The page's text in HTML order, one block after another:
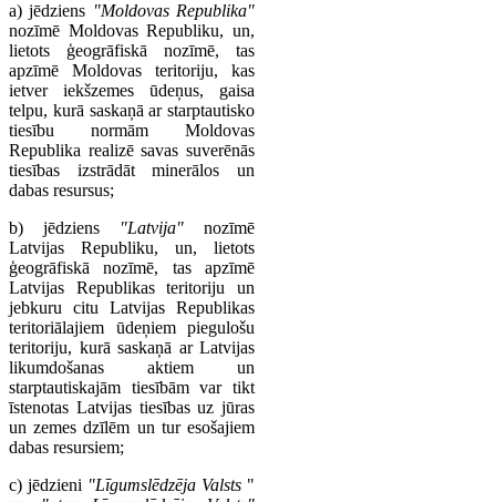
a) jēdziens "Moldovas Republika"
nozīmē Moldovas Republiku, un,
lietots ģeogrāfiskā nozīmē, tas
apzīmē Moldovas teritoriju, kas
ietver iekšzemes ūdeņus, gaisa
telpu, kurā saskaņā ar starptautisko
tiesību normām Moldovas
Republika realizē savas suverēnās
tiesības izstrādāt minerālos un
dabas resursus;
b) jēdziens
"Latvija" nozīmē
Latvijas Republiku, un, lietots
ģeogrāfiskā nozīmē, tas apzīmē
Latvijas Republikas teritoriju un
jebkuru citu Latvijas Republikas
teritoriālajiem ūdeņiem piegulošu
teritoriju, kurā saskaņā ar Latvijas
likumdošanas aktiem un
starptautiskajām tiesībām var tikt
īstenotas Latvijas tiesības uz jūras
un zemes dzīlēm un tur esošajiem
dabas resursiem;
c) jēdzieni "Līgumslēdzēja Valsts "